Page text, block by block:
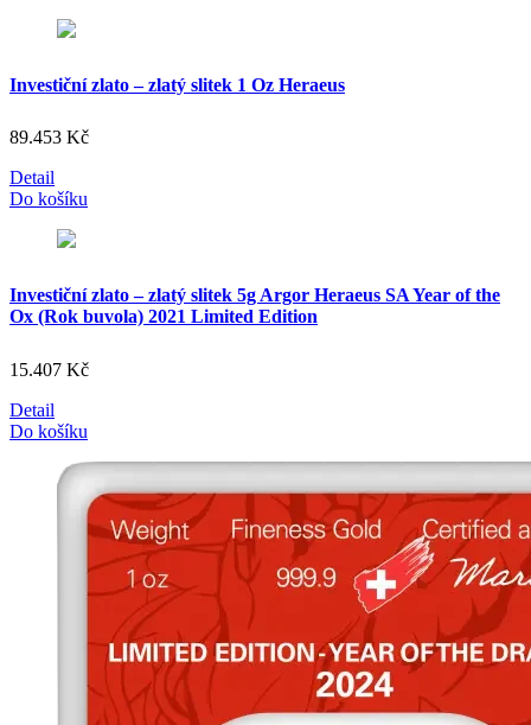
Investiční zlato – zlatý slitek 1 Oz Heraeus
89.453 Kč
Detail
Do košíku
Investiční zlato – zlatý slitek 5g Argor Heraeus SA Year of the
Ox (Rok buvola) 2021 Limited Edition
15.407 Kč
Detail
Do košíku